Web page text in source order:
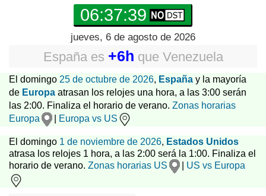
06:37:39
jueves, 6 de agosto de 2026
Españaes +6h que Venezuela
El domingo 25 de octubre de 2026, España y la mayoría
de Europa atrasan los relojes una hora, a las 3:00 serán
las 2:00. Finaliza el horario de verano. Zonas horarias
Europa
Europa vs US
El domingo 1 de noviembre de 2026, Estados Unidos
atrasa los relojes 1 hora, a las 2:00 será la 1:00. Finaliza el
horario de verano. Zonas horarias US US vs Europa